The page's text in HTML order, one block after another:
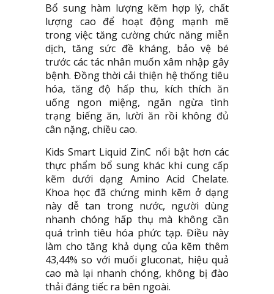
Bổ sung hàm lượng kẽm hợp lý, chất
lượng cao để hoạt động mạnh mẽ
trong việc tăng cường chức năng miễn
dịch, tăng sức đề kháng, bảo vệ bé
trước các tác nhân muốn xâm nhập gây
bệnh. Đồng thời cải thiện hệ thống tiêu
hóa, tăng độ hấp thu, kích thích ăn
uống ngon miệng, ngăn ngừa tình
trạng biếng ăn, lười ăn rồi không đủ
cân nặng, chiều cao.
Kids Smart Liquid ZinC nổi bật hơn các
thực phẩm bổ sung khác khi cung cấp
kẽm dưới dạng Amino Acid Chelate.
Khoa học đã chứng minh kẽm ở dạng
này dễ tan trong nước, người dùng
nhanh chóng hấp thụ mà không cần
quá trình tiêu hóa phức tạp. Điều này
làm cho tăng khả dụng của kẽm thêm
43,44% so với muối gluconat, hiệu quả
cao mà lại nhanh chóng, không bị đào
thải đáng tiếc ra bên ngoài.